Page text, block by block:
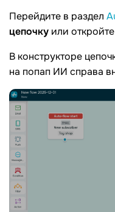
Перейдите в раздел
цепочку или
В конструкторе
на попап ИИ справа